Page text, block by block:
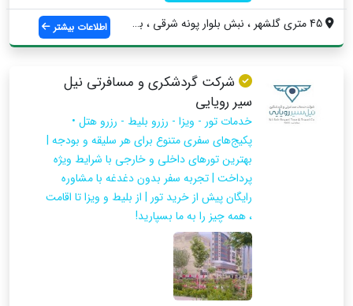
اطلاعات بیشتر
شرکت گردشکری و مسافرتی نیل
سیر رویایی
خدمات تور - ویزا - رزرو بلیط - رزرو هتل •
پکیج‌های سفری متنوع برای هر سلیقه و بودجه |
بهترین تورهای داخلی و خارجی با شرایط ویژه
پرداخت | تجربه سفر بدون دغدغه با مشاوره
رایگان پیش از خرید تور | از بلیط و ویزا تا اقامت
، همه چیز را به ما بسپارید!